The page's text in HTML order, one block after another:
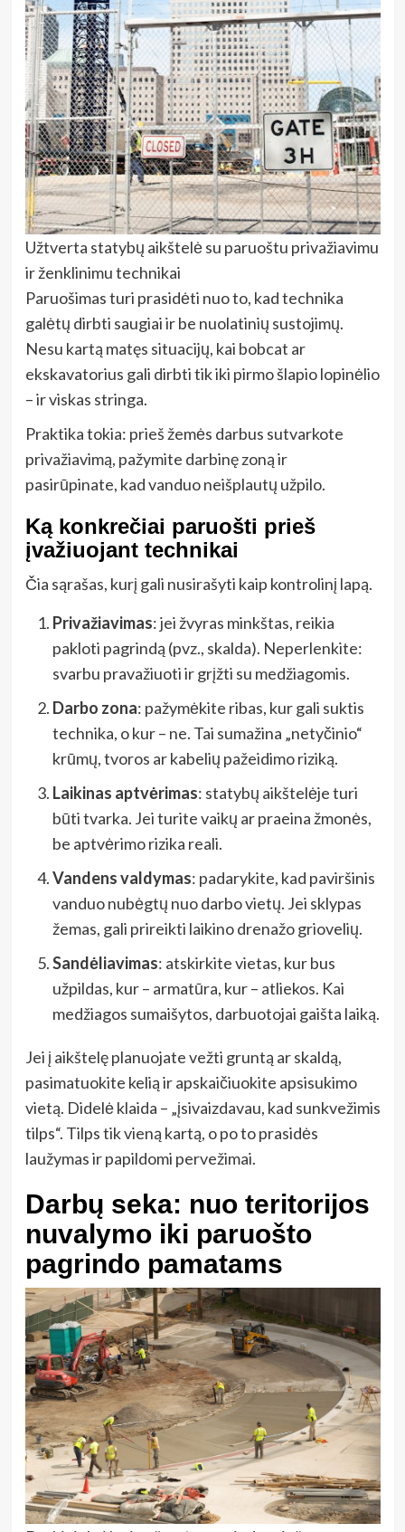
Užtverta statybų aikštelė su paruoštu privažiavimu
ir ženklinimu technikai
Paruošimas turi prasidėti nuo to, kad technika
galėtų dirbti saugiai ir be nuolatinių sustojimų.
Nesu kartą matęs situacijų, kai bobcat ar
ekskavatorius gali dirbti tik iki pirmo šlapio lopinėlio
– ir viskas stringa.
Praktika tokia: prieš žemės darbus sutvarkote
privažiavimą, pažymite darbinę zoną ir
pasirūpinate, kad vanduo neišplautų užpilo.
Ką konkrečiai paruošti prieš
įvažiuojant technikai
Čia sąrašas, kurį gali nusirašyti kaip kontrolinį lapą.
Privažiavimas: jei žvyras minkštas, reikia
pakloti pagrindą (pvz., skalda). Neperlenkite:
svarbu pravažiuoti ir grįžti su medžiagomis.
Darbo zona: pažymėkite ribas, kur gali suktis
technika, o kur – ne. Tai sumažina „netyčinio“
krūmų, tvoros ar kabelių pažeidimo riziką.
Laikinas aptvėrimas: statybų aikštelėje turi
būti tvarka. Jei turite vaikų ar praeina žmonės,
be aptvėrimo rizika reali.
Vandens valdymas: padarykite, kad paviršinis
vanduo nubėgtų nuo darbo vietų. Jei sklypas
žemas, gali prireikti laikino drenažo griovelių.
Sandėliavimas: atskirkite vietas, kur bus
užpildas, kur – armatūra, kur – atliekos. Kai
medžiagos sumaišytos, darbuotojai gaišta laiką.
Jei į aikštelę planuojate vežti gruntą ar skaldą,
pasimatuokite kelią ir apskaičiuokite apsisukimo
vietą. Didelė klaida – „įsivaizdavau, kad sunkvežimis
tilps“. Tilps tik vieną kartą, o po to prasidės
laužymas ir papildomi pervežimai.
Darbų seka: nuo teritorijos
nuvalymo iki paruošto
pagrindo pamatams